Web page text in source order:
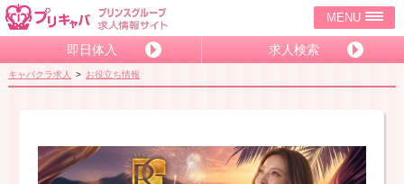
MENU
即日体入 求人検索
キャバクラ求人 お役立ち情報